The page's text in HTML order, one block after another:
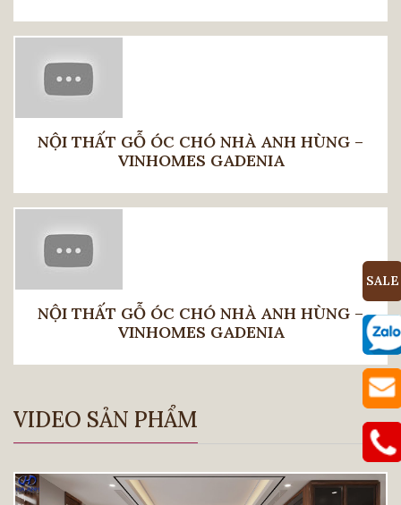
NỘI THẤT GỖ ÓC CHÓ NHÀ ANH HÙNG –
VINHOMES GADENIA
NỘI THẤT GỖ ÓC CHÓ NHÀ ANH HÙNG –
VINHOMES GADENIA
VIDEO SẢN PHẨM
SALE